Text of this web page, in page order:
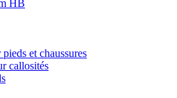
HB
et chaussures
callosités